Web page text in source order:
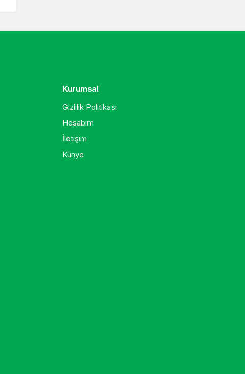
Kurumsal
Gizlilik Politikası
Hesabım
İletişim
Künye